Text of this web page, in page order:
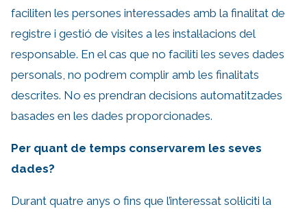
faciliten les persones interessades amb la finalitat de
registre i gestió de visites a les instal·lacions del
responsable. En el cas que no faciliti les seves dades
personals, no podrem complir amb les finalitats
descrites. No es prendran decisions automatitzades
basades en les dades proporcionades.
Per quant de temps conservarem les seves
dades?
Durant quatre anys o fins que l’interessat sol·liciti la